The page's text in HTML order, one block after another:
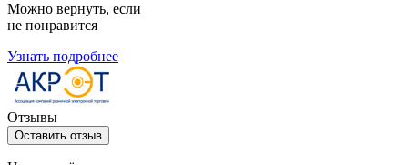
Можно вернуть, если
не понравится
Узнать подробнее
Отзывы
Оставить отзыв